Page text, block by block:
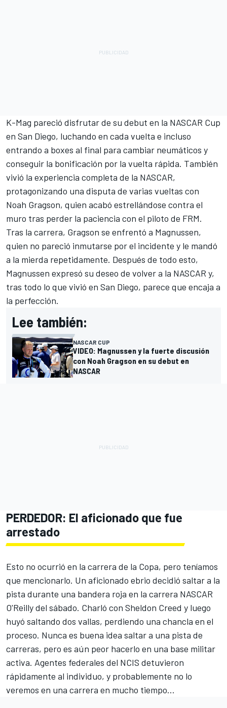
K-Mag pareció disfrutar de su debut en la NASCAR Cup
en San Diego, luchando en cada vuelta e incluso
entrando a boxes al final para cambiar neumáticos y
conseguir la bonificación por la vuelta rápida. También
vivió la experiencia completa de la NASCAR,
protagonizando una disputa de varias vueltas con
Noah Gragson, quien acabó estrellándose contra el
muro tras perder la paciencia con el piloto de FRM.
Tras la carrera, Gragson se enfrentó a Magnussen,
quien no pareció inmutarse por el incidente y le mandó
a la mierda repetidamente. Después de todo esto,
Magnussen expresó su deseo de volver a la NASCAR y,
tras todo lo que vivió en San Diego, parece que encaja a
la perfección.
Lee también:
NASCAR CUP
VIDEO: Magnussen y la fuerte discusión
con Noah Gragson en su debut en
NASCAR
PERDEDOR: El aficionado que fue
arrestado
Esto no ocurrió en la carrera de la Copa, pero teníamos
que mencionarlo. Un aficionado ebrio decidió saltar a la
pista durante una bandera roja en la carrera NASCAR
O'Reilly del sábado. Charló con Sheldon Creed y luego
huyó saltando dos vallas, perdiendo una chancla en el
proceso. Nunca es buena idea saltar a una pista de
carreras, pero es aún peor hacerlo en una base militar
activa. Agentes federales del NCIS detuvieron
rápidamente al individuo, y probablemente no lo
veremos en una carrera en mucho tiempo...